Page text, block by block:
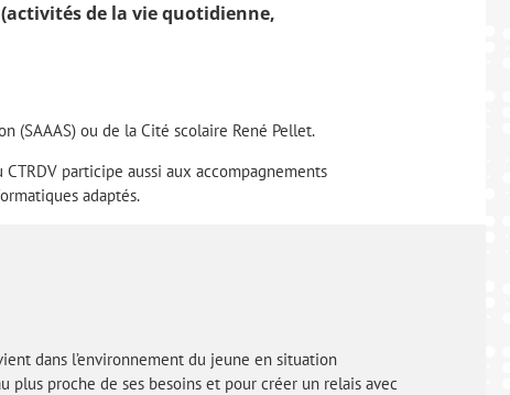
de la vie quotidienne,
(SAAAS) ou de la Cité scolaire René Pellet.
participe aussi aux accompagnements
adaptés.
dans l’environnement du jeune en situation
plus proche de ses besoins et pour créer un relais avec